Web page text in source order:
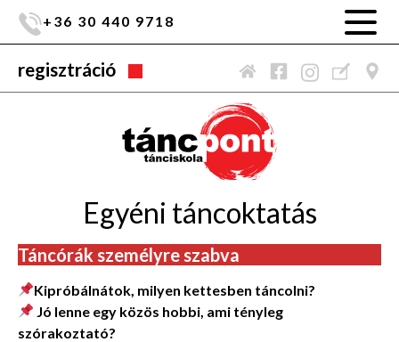
+36 30 440 9718
regisztráció
Egyéni táncoktatás
Táncórák személyre szabva
Kipróbálnátok, milyen kettesben táncolni?
Jó lenne egy közös hobbi, ami tényleg
szórakoztató?